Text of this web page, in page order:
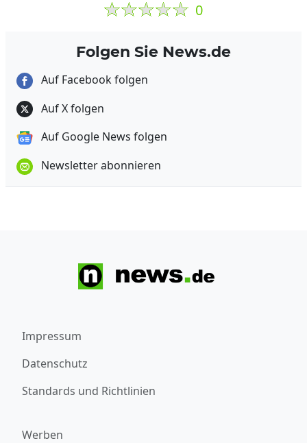
0
Folgen Sie News.de
Auf Facebook folgen
Auf X folgen
Auf Google News folgen
Newsletter abonnieren
Impressum
Datenschutz
Standards und Richtlinien
Werben